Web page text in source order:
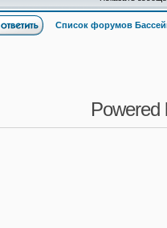
Список форумов
Powered